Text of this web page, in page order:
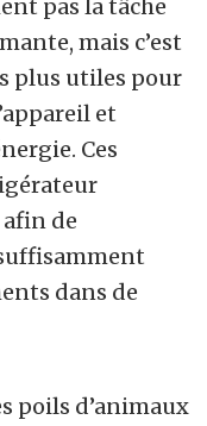
pas la tâche
mais c’est
plus utiles pour
et
Ces
afin de
dans de
poils d’animaux